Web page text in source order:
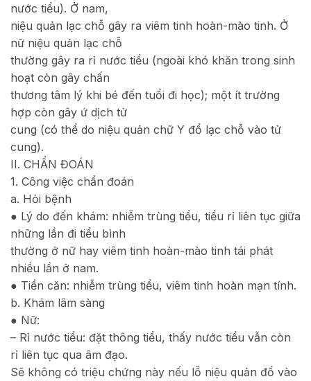
nước tiểu). Ở nam,
niệu quản lạc chỗ gây ra viêm tinh hoàn-mào tinh. Ở
nữ niệu quản lạc chỗ
thường gây ra rỉ nước tiểu (ngoài khó khăn trong sinh
hoạt còn gây chấn
thương tâm lý khi bé đến tuổi đi học); một ít trường
hợp còn gây ứ dịch tử
cung (có thể do niệu quản chữ Y đổ lạc chỗ vào tử
cung).
II. CHẨN ĐOÁN
1. Công việc chẩn đoán
a. Hỏi bệnh
● Lý do đến khám: nhiễm trùng tiểu, tiểu rỉ liên tục giữa
những lần đi tiểu bình
thường ở nữ hay viêm tinh hoàn-mào tinh tái phát
nhiều lần ở nam.
● Tiền căn: nhiễm trùng tiểu, viêm tinh hoàn mạn tính.
b. Khám lâm sàng
● Nữ:
– Rỉ nước tiểu: đặt thông tiểu, thấy nước tiểu vẫn còn
rỉ liên tục qua âm đạo.
Sẽ không có triệu chứng này nếu lỗ niệu quản đổ vào